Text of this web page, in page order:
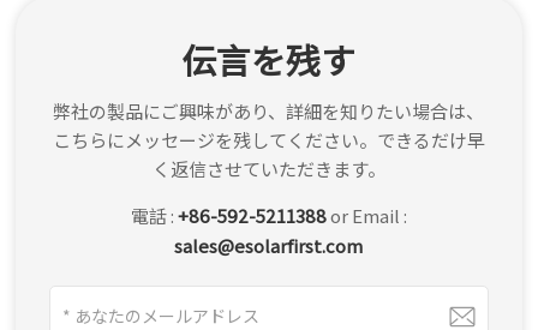
伝言を残す
弊社の製品にご興味があり、詳細を知りたい場合は、
こちらにメッセージを残してください。できるだけ早
く返信させていただきます。
電話 : +86-592-5211388or Email :
sales@esolarfirst.com